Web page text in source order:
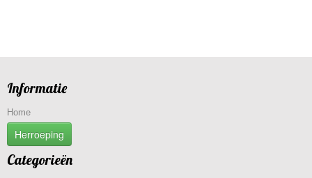
Informatie
Home
Herroeping
Categorieën